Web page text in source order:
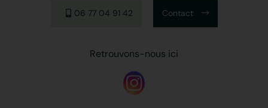
06 77 04 91 42 Contact
Retrouvons-nous ici